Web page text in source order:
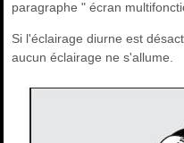
paragraphe " écran
Si l'éclairage diurne est
aucun éclairage ne s'allume.